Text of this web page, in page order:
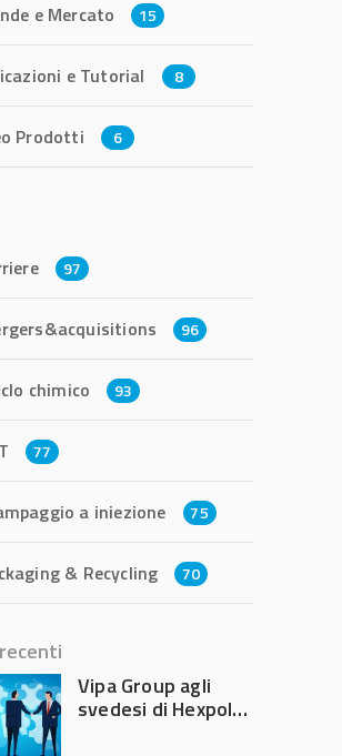
e Mercato 15
e Tutorial 8
Prodotti 6
97
96
chimico 93
77
a iniezione 75
& Recycling 70
Vipa Group agli
svedesi di Hexpol